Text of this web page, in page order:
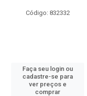
Código: 832332
Faça seu login ou
cadastre-se para
ver preços e
comprar